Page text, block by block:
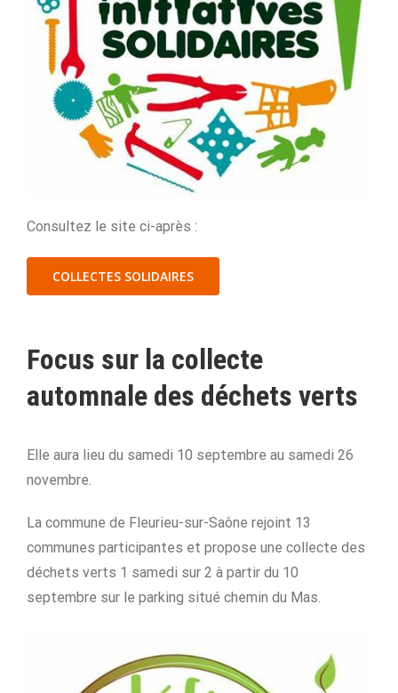
Consultez le site ci-après :
COLLECTES SOLIDAIRES
Focus sur l a collecte
automnale des déchets verts
Elle aura lieu du samedi 10 septembre au samedi 26
novembre.
La commune de Fleurieu-sur-Saône rejoint 13
communes participantes et propose une collecte des
déchets verts 1 samedi sur 2 à partir du 10
septembre sur le parking situé chemin du Mas.